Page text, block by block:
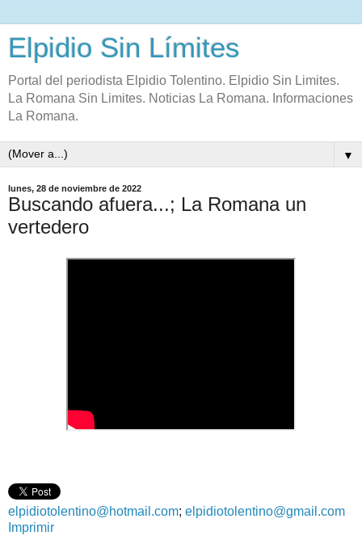
Elpidio Sin Límites
Portal del periodista Elpidio Tolentino. Elpidio Sin Limites.
La Romana Sin Limites. Noticias La Romana. Informaciones
La Romana.
▼
lunes, 28 de noviembre de 2022
Buscando afuera...; La Romana un
vertedero
elpidiotolentino@hotmail.com; elpidiotolentino@gmail.com
Imprimir